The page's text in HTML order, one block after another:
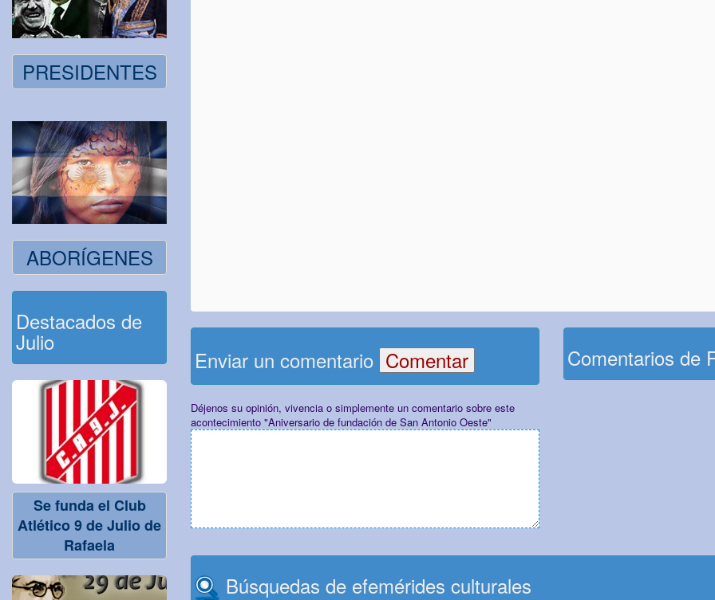
PRESIDENTES
ABORÍGENES
Destacados de
Julio
Se funda el Club
Atlético 9 de Julio de
Rafaela
Enviar un comentario
Déjenos su opinión, vivencia o simplemente un comentario sobre este
acontecimiento "Aniversario de fundación de San Antonio Oeste"
Comentarios de
Búsquedas de efemérides culturales